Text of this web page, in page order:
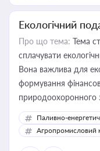
Екологічний
Про що тема: Тема
сплачувати
Вона важлива для
формування
природоохоронного
Паливно-
Агропромисловий